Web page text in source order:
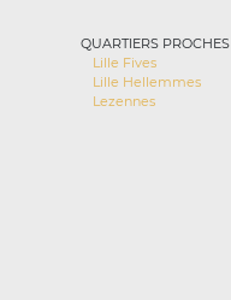
QUARTIERS PROCHES
Lille Fives
Lille Hellemmes
Lezennes